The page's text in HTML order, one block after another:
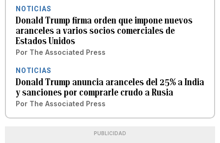
NOTICIAS
Donald Trump firma orden que impone nuevos
aranceles a varios socios comerciales de
Estados Unidos
Por The Associated Press
NOTICIAS
Donald Trump anuncia aranceles del 25% a India
y sanciones por comprarle crudo a Rusia
Por The Associated Press
PUBLICIDAD